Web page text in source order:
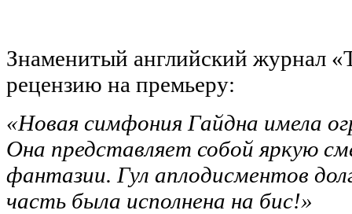
Знаменитый английский журнал
рецензию на премьеру:
«Новая симфония Гайдна имела
Она представляет собой яркую
фантазии. Гул аплодисментов
часть была исполнена на бис!»